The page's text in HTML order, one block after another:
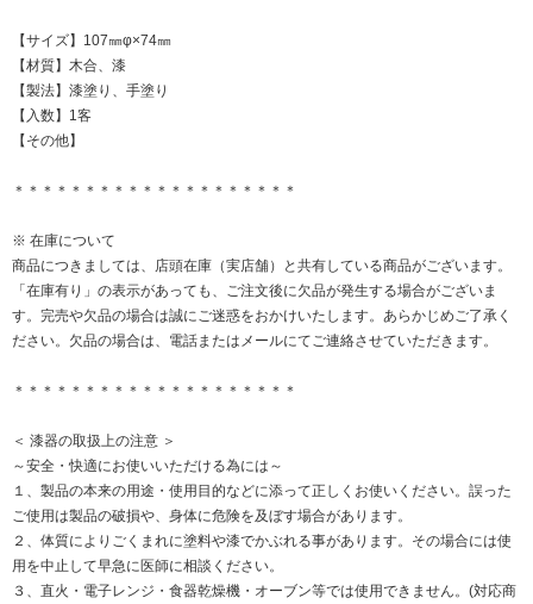
【サイズ】107㎜φ×74㎜
【材質】木合、漆
【製法】漆塗り、手塗り
【入数】1客
【その他】
＊＊＊＊＊＊＊＊＊＊＊＊＊＊＊＊＊＊＊＊
※ 在庫について
商品につきましては、店頭在庫（実店舗）と共有している商品がございます。
「在庫有り」の表示があっても、ご注文後に欠品が発生する場合がございま
す。完売や欠品の場合は誠にご迷惑をおかけいたします。あらかじめご了承く
ださい。欠品の場合は、電話またはメールにてご連絡させていただきます。
＊＊＊＊＊＊＊＊＊＊＊＊＊＊＊＊＊＊＊＊
＜ 漆器の取扱上の注意 ＞
～安全・快適にお使いいただける為には～
１、製品の本来の用途・使用目的などに添って正しくお使いください。誤った
ご使用は製品の破損や、身体に危険を及ぼす場合があります。
２、体質によりごくまれに塗料や漆でかぶれる事があります。その場合には使
用を中止して早急に医師に相談ください。
３、直火・電子レンジ・食器乾燥機・オーブン等では使用できません。(対応商